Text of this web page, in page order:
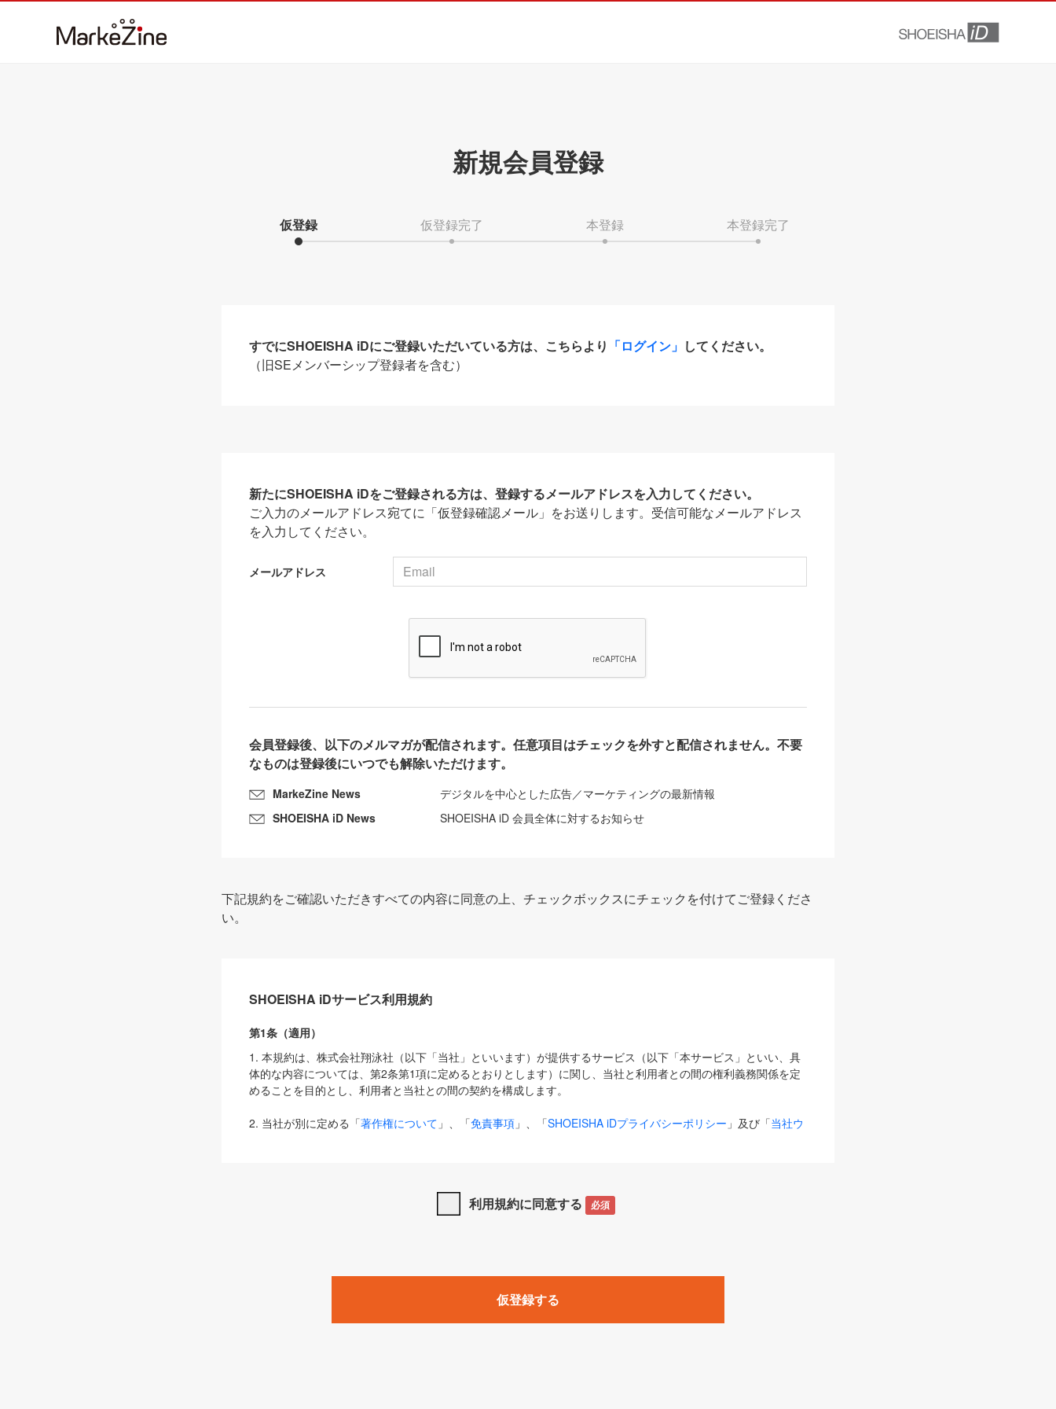
新規会員登録
仮登録 仮登録完了 本登録 本登録完了
すでにSHOEISHA iDにご登録いただいている方は、こちらより 「ログイン」 してください。
（旧SEメンバーシップ登録者を含む）
新たにSHOEISHA iDをご登録される方は、登録するメールアドレスを入力してください。
ご入力のメールアドレス宛てに「仮登録確認メール」をお送りします。受信可能なメールアドレス
を入力してください。
メールアドレス
会員登録後、以下のメルマガが配信されます。任意項目はチェックを外すと配信されません。不要
なものは登録後にいつでも解除いただけます。
MarkeZine News
デジタルを中心とした広告／マーケティングの最新情報
SHOEISHA iD News
SHOEISHA iD 会員全体に対するお知らせ
下記規約をご確認いただきすべての内容に同意の上、チェックボックスにチェックを付けてご登録くださ
い。
SHOEISHA iDサービス利用規約
第1条（適用）
1. 本規約は、株式会社翔泳社（以下「当社」といいます）が提供するサービス（以下「本サービス」といい、具
体的な内容については、第2条第1項に定めるとおりとします）に関し、当社と利用者との間の権利義務関係を定
めることを目的とし、利用者と当社との間の契約を構成します。
2. 当社が別に定める「著作権について 」、「免責事項 」、「SHOEISHA iDプライバシーポリシー 」及び「当社ウ
は、本規約の規定が優先して適用されるものとします。
1. 「本サービス」とは、当社が提供する以下のサービス（名称や内容が変更された場合、変更後のサービスを含
みます）及びこれらサービスに関連して当社が実施するイベントやキャンペーンをいいます。
「SEBook」「SEShop」「CodeZine」「MarkeZine」「EnterpriseZine」「ECzine」「Biz/Zine」「HRzine」
利用規約に同意する 必須
仮登録する